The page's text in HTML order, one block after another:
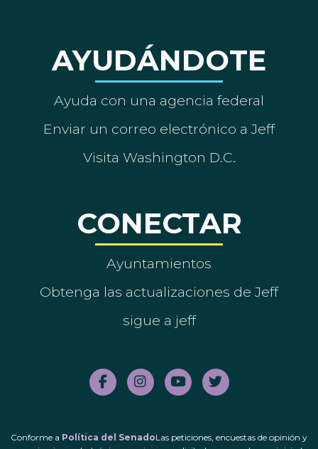
AYUDÁNDOTE
Ayuda con una agencia federal
Enviar un correo electrónico a Jeff
Visita Washington D.C.
CONECTAR
Ayuntamientos
Obtenga las actualizaciones de Jeff
sigue a jeff
Conforme a Política del SenadoLas peticiones, encuestas de opinión y